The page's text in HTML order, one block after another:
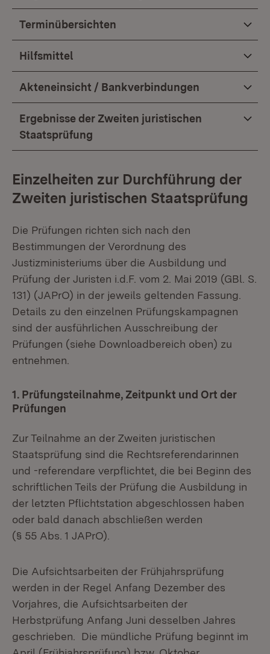
Terminübersichten
Hilfsmittel
Akteneinsicht / Bankverbindungen
Ergebnisse der Zweiten juristischen
Staatsprüfung
Einzelheiten zur Durchführung der
Zweiten juristischen Staatsprüfung
Die Prüfungen richten sich nach den
Bestimmungen der Verordnung des
Justizministeriums über die Ausbildung und
Prüfung der Juristen i.d.F. vom 2. Mai 2019 (GBl. S.
131) (JAPrO) in der jeweils geltenden Fassung.
Details zu den einzelnen Prüfungskampagnen
sind der ausführlichen Ausschreibung der
Prüfungen (siehe Downloadbereich oben) zu
entnehmen.
1. Prüfungsteilnahme, Zeitpunkt und Ort der
Prüfungen
Zur Teilnahme an der Zweiten juristischen
Staatsprüfung sind die Rechtsreferendarinnen
und -referendare verpflichtet, die bei Beginn des
schriftlichen Teils der Prüfung die Ausbildung in
der letzten Pflichtstation abgeschlossen haben
oder bald danach abschließen werden
(§ 55 Abs. 1 JAPrO).
Die Aufsichtsarbeiten der Frühjahrsprüfung
werden in der Regel Anfang Dezember des
Vorjahres, die Aufsichtsarbeiten der
Herbstprüfung Anfang Juni desselben Jahres
geschrieben. Die mündliche Prüfung beginnt im